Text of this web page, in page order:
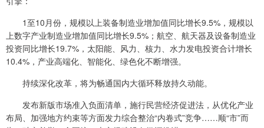
1至10月份，规模以上装备制造业增加值同比增长9.5%，规模以
上数字产业制造业增加值同比增长9.5%；航空、航天器及设备制造业
投资同比增长19.7%，太阳能、风力、核力、水力发电投资合计增长
10.4%，产业高端化、智能化、绿色化不断增强。
持续深化改革，将为畅通国内大循环释放持久动能。
发布新版市场准入负面清单，施行民营经济促进法，从优化产业
布局、加强地方约束等方面发力综合整治“内卷式”竞争……顺“市”而